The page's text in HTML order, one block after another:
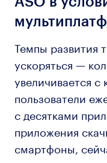
Темпы развития
ускоряться —
увеличивается
пользователи
с десятками
приложения
смартфоны,